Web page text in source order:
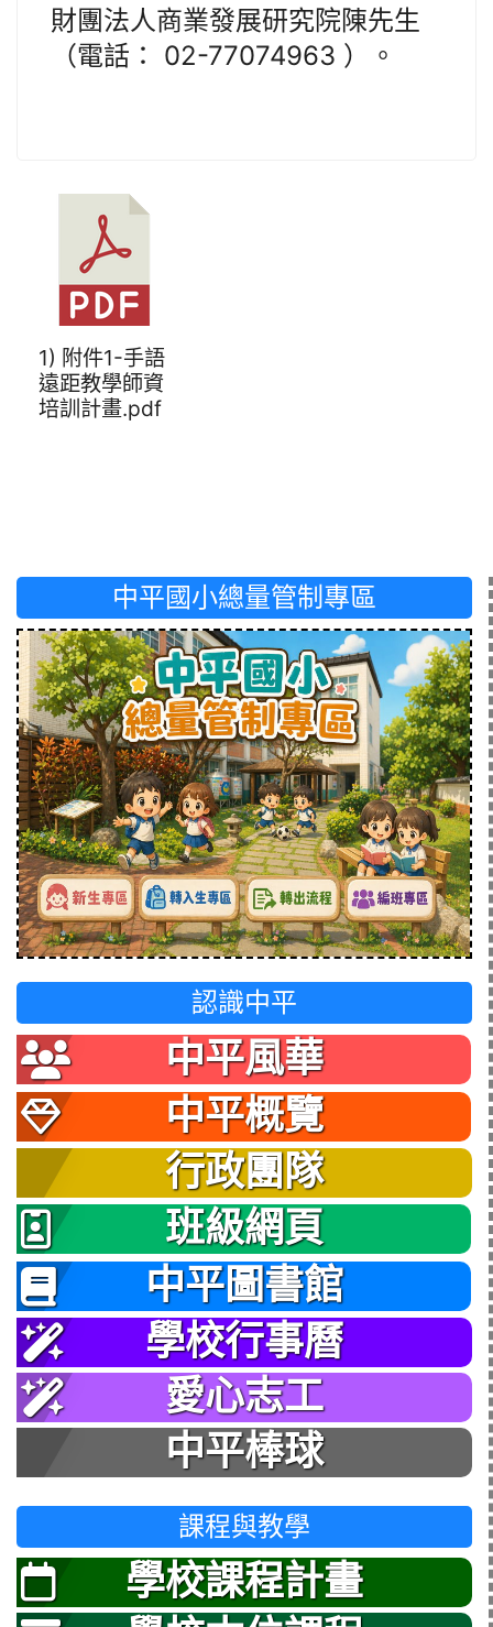
財團法人商業發展研究院陳先生
（電話： 02-77074963 ）。
1) 附件1-手語
遠距教學師資
培訓計畫.pdf
中平國小總量管制專區
認識中平
中平風華
中平概覽
行政團隊
班級網頁
中平圖書館
學校行事曆
愛心志工
中平棒球
課程與教學
學校課程計畫